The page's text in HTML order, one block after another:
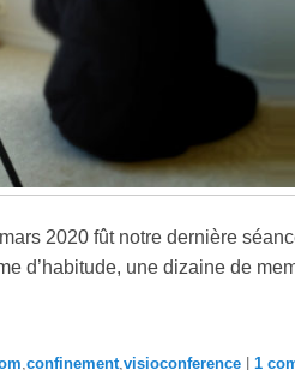
2020 fût notre dernière
d’habitude, une dizaine de
confinement visioconference 1